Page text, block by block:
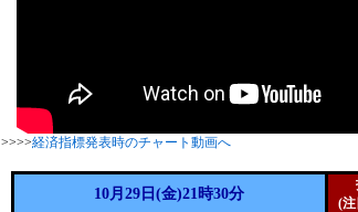
>>>>経済指標発表時のチャート動画へ
10月29日(金)21時30分
(